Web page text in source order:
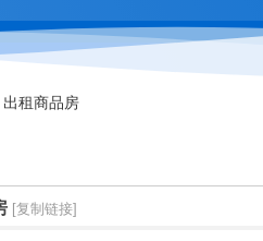
出租商品房
[复制链接]